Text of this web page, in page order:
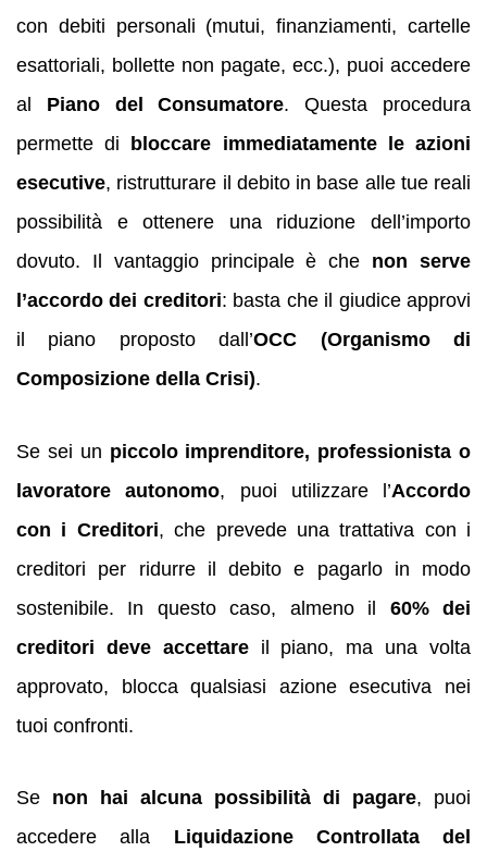
con debiti personali (mutui, finanziamenti, cartelle
esattoriali, bollette non pagate, ecc.), puoi accedere
al Piano del Consumatore. Questa procedura
permette di
bloccare immediatamente le azioni
esecutive, ristrutturare il debito in base alle tue reali
possibilità e ottenere una riduzione dell’importo
dovuto. Il vantaggio principale è che non serve
l’accordo dei creditori: basta che il giudice approvi
il piano proposto dall’OCC (Organismo di
Composizione della Crisi).
Se sei un piccolo imprenditore, professionista o
lavoratore autonomo, puoi utilizzare l’Accordo
con i Creditori, che prevede una trattativa con i
creditori per ridurre il debito e pagarlo in modo
sostenibile. In questo caso, almeno il 60% dei
creditori deve accettareil piano, ma una volta
approvato, blocca qualsiasi azione esecutiva nei
tuoi confronti.
Se non hai alcuna possibilità di pagare, puoi
accedere alla Liquidazione Controllata del